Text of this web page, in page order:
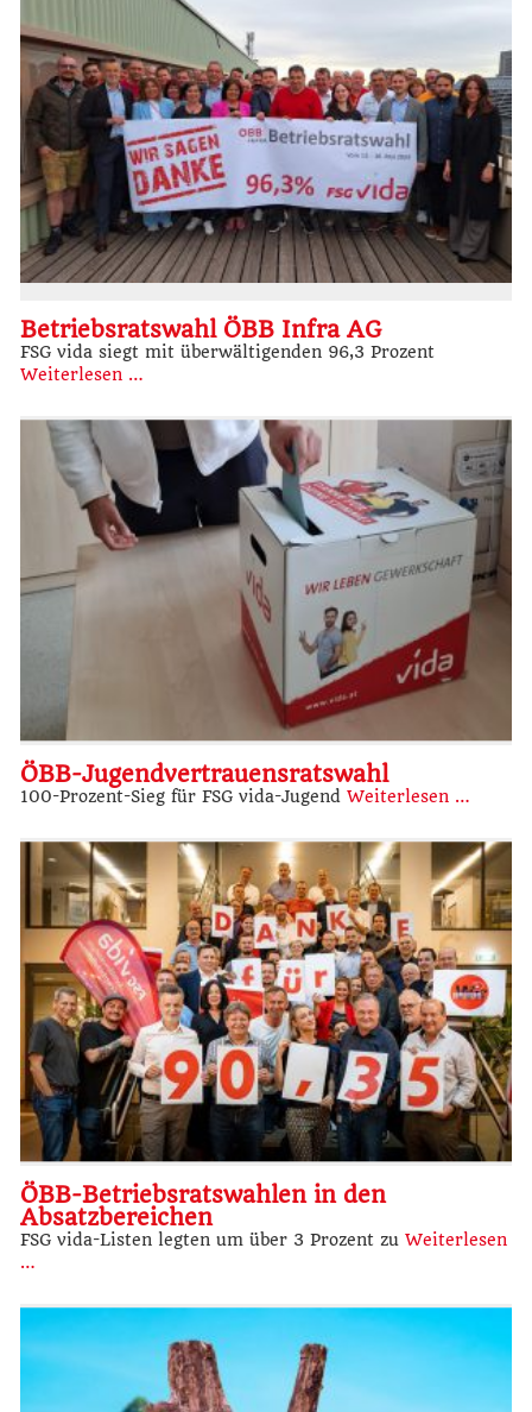
Betriebsratswahl ÖBB Infra AG
FSG vida siegt mit überwältigenden 96,3 Prozent
Weiterlesen …
ÖBB-Jugendvertrauensratswahl
100-Prozent-Sieg für FSG vida-Jugend Weiterlesen …
ÖBB-Betriebsratswahlen in den
Absatzbereichen
FSG vida-Listen legten um über 3 Prozent zu Weiterlesen
…